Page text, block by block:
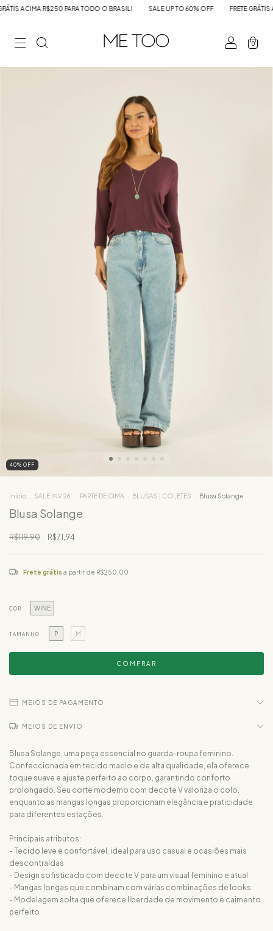
ACIMA R$250 PARA TODO O BRASIL! SALE UP TO 60% OFF FRETE GRÁTIS
0
40% OFF
Início SALE INV 26' PARTE DE CIMA BLUSAS | COLETES Blusa Solange
Blusa Solange
R$119,90 R$71,94
Frete grátis a partir de R$250,00
COR WINE
TAMANHO P M
MEIOS DE PAGAMENTO
MEIOS DE ENVIO
Blusa Solange, uma peça essencial no guarda-roupa feminino.
Confeccionada em tecido macio e de alta qualidade, ela oferece
toque suave e ajuste perfeito ao corpo, garantindo conforto
prolongado. Seu corte moderno com decote V valoriza o colo,
enquanto as mangas longas proporcionam elegância e praticidade
para diferentes estações.
Principais atributos:
- Tecido leve e confortável, ideal para uso casual e ocasiões mais
descontraídas
- Design sofisticado com decote V para um visual feminino e atual
- Mangas longas que combinam com várias combinações de looks
- Modelagem solta que oferece liberdade de movimento e caimento
perfeito